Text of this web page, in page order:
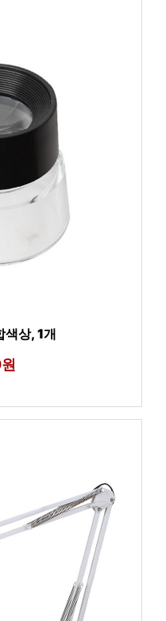
색상, 1개